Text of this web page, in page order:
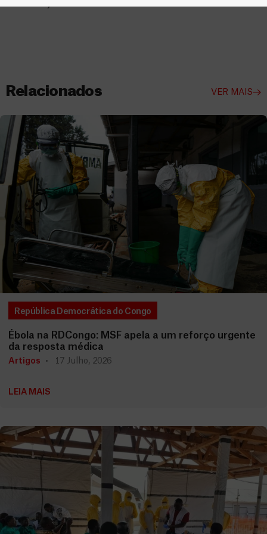
Relacionados VER MAIS
República Democrática do Congo
Ébola na RDCongo: MSF apela a um reforço urgente
da resposta médica
Artigos 17 Julho, 2026
LEIA MAIS